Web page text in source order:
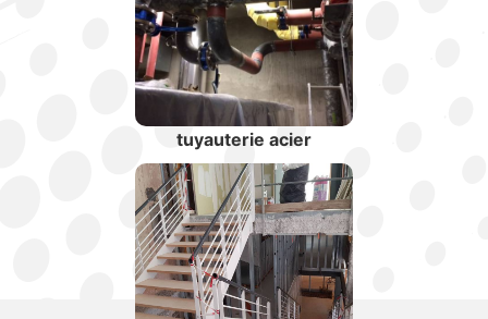
tuyauterie acier